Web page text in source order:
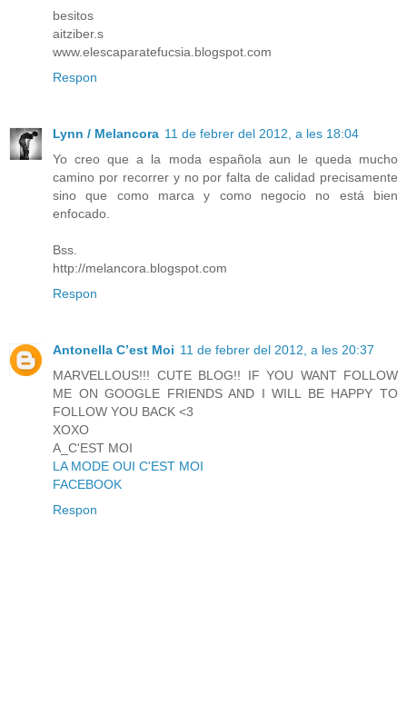
besitos
aitziber.s
www.elescaparatefucsia.blogspot.com
Respon
Lynn / Melancora 11 de febrer del 2012, a les 18:04
Yo creo que a la moda española aun le queda mucho
camino por recorrer y no por falta de calidad precisamente
sino que como marca y como negocio no está bien
enfocado.
Bss.
http://melancora.blogspot.com
Respon
Antonella C’est Moi 11 de febrer del 2012, a les 20:37
MARVELLOUS!!! CUTE BLOG!! IF YOU WANT FOLLOW
ME ON GOOGLE FRIENDS AND I WILL BE HAPPY TO
FOLLOW YOU BACK <3
XOXO
A_C'EST MOI
LA MODE OUI C'EST MOI
FACEBOOK
Respon